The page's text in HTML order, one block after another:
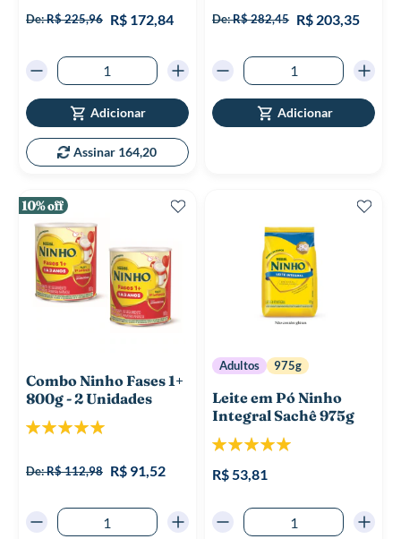
De:R$ 225,96 R$ 172,84
Adicionar
Assinar 164,20
De:R$ 282,45 R$ 203,35
Adicionar
Combo Ninho Fases 1+
800g - 2 Unidades
Classificação:
De:R$ 112,98 R$ 91,52
Adultos 975g
Leite em Pó Ninho
Integral Sachê 975g
Classificação:
R$ 53,81